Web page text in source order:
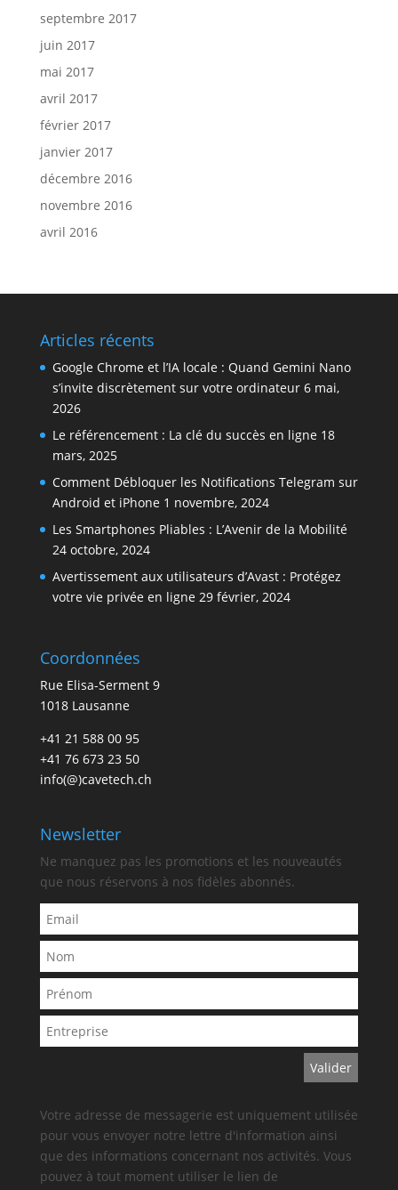
septembre 2017
juin 2017
mai 2017
avril 2017
février 2017
janvier 2017
décembre 2016
novembre 2016
avril 2016
Articles récents
Google Chrome et l’IA locale : Quand Gemini Nano
s’invite discrètement sur votre ordinateur 6 mai,
2026
Le référencement : La clé du succès en ligne 18
mars, 2025
Comment Débloquer les Notifications Telegram sur
Android et iPhone 1 novembre, 2024
Les Smartphones Pliables : L’Avenir de la Mobilité
24 octobre, 2024
Avertissement aux utilisateurs d’Avast : Protégez
votre vie privée en ligne 29 février, 2024
Coordonnées
Rue Elisa-Serment 9
1018 Lausanne
+41 21 588 00 95
+41 76 673 23 50
info(@)cavetech.ch
Newsletter
Ne manquez pas les promotions et les nouveautés
que nous réservons à nos fidèles abonnés.
Votre adresse de messagerie est uniquement utilisée
pour vous envoyer notre lettre d'information ainsi
que des informations concernant nos activités. Vous
pouvez à tout moment utiliser le lien de